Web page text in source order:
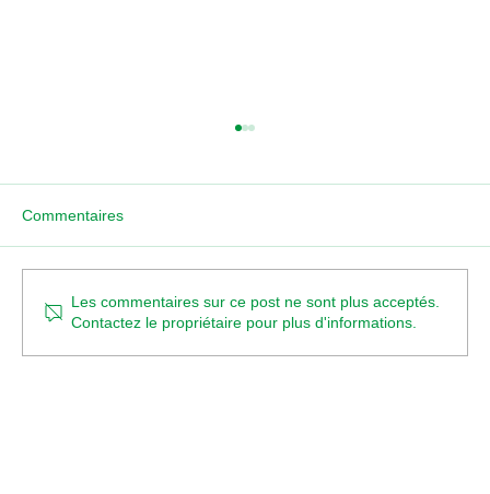
Commentaires
Les commentaires sur ce post ne sont plus acceptés.
Contactez le propriétaire pour plus d'informations.